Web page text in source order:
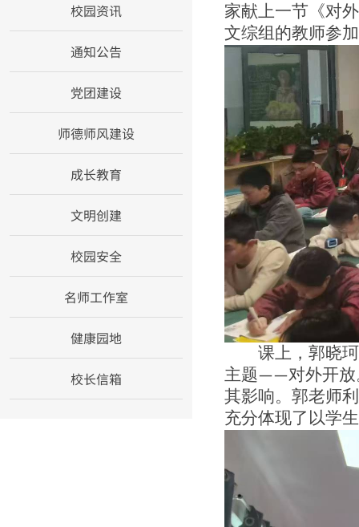
校园资讯
通知公告
党团建设
师德师风建设
成长教育
文明创建
校园安全
名师工作室
健康园地
校长信箱
家献上一节《对
文综组的教师参
课上，郭晓
主题——对外开放
其影响。郭老师
充分体现了以学